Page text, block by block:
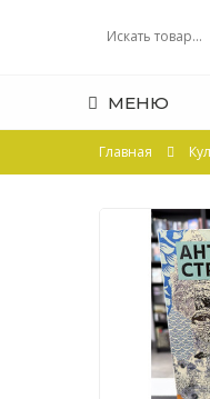
МЕНЮ
Главная